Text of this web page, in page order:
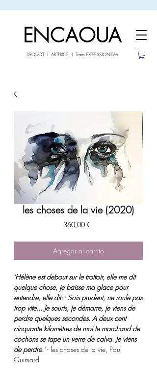
ENCAOUA
DROUOT I ARTPRICE I Trans EXPRESSIONISM
les choses de la vie (2020)
360,00 €
Agregar al carrito
'Hélène est debout sur le trottoir, elle me dit
quelque chose, je baisse ma glace pour
entendre, elle dit: - Sois prudent, ne roule pas
trop vite... Je souris, je démarre, je viens de
perdre quelques secondes. A deux cent
cinquante kilomètres de moi le marchand de
cochons se tape un verre de calva. Je viens
de perdre. - les choses de la vie, Paul
Guimard